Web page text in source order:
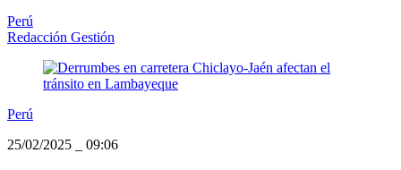
Perú
Redacción Gestión
Perú
25/02/2025
09:06